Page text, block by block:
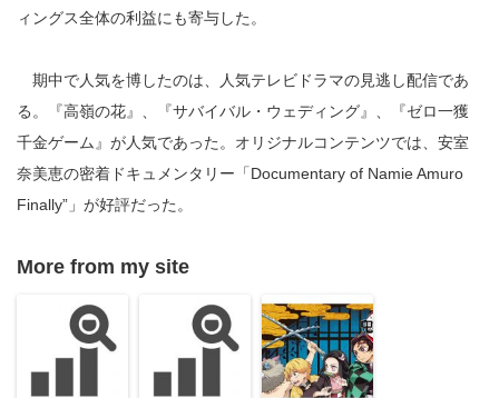
ィングス全体の利益にも寄与した。
期中で人気を博したのは、人気テレビドラマの見逃し配信であ
る。『高嶺の花』、『サバイバル・ウェディング』、『ゼロ一獲
千金ゲーム』が人気であった。オリジナルコンテンツでは、安室
奈美恵の密着ドキュメンタリー「Documentary of Namie Amuro
Finally”」が好評だった。
More from my site